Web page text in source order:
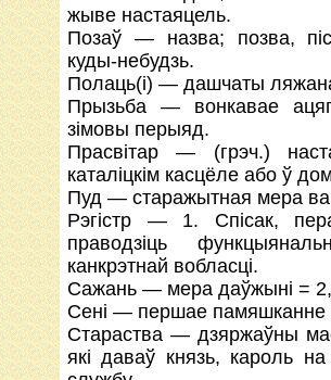
жыве настаяцель.
Позаў — назва; позва,
куды-небудзь.
Полаць(і) — дашчаты
Прызьба — вонкавае
зімовы перыяд.
Прасвітар — (грэч.)
каталiцкiм касцёле або ў
Пуд — старажытная мера
Рэгістр — 1. Спісак,
праводзіць
канкрэтнай вобласці.
Сажань — мера даўжыні =
Сені — першае памяшканне
Стараства — дзяржаўны
які даваў князь, кароль